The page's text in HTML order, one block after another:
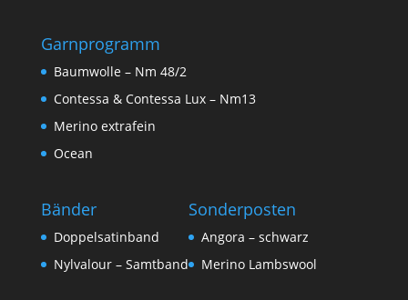
Garnprogramm
Baumwolle – Nm 48/2
Contessa & Contessa Lux – Nm13
Merino extrafein
Ocean
Bänder
Doppelsatinband
Nylvalour – Samtband
Sonderposten
Angora – schwarz
Merino Lambswool